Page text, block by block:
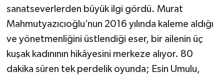
sanatseverlerden büyük ilgi gördü. Murat
Mahmutyazıcıoğlu’nun 2016 yılında kaleme aldığı
ve yönetmenliğini üstlendiği eser, bir ailenin üç
kuşak kadınının hikâyesini merkeze alıyor. 80
dakika süren tek perdelik oyunda; Esin Umulu,